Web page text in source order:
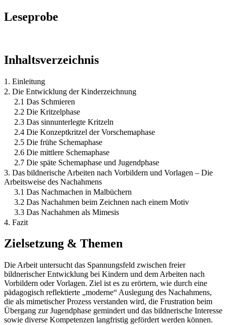
Leseprobe
Inhaltsverzeichnis
1. Einleitung
2. Die Entwicklung der Kinderzeichnung
2.1 Das Schmieren
2.2 Die Kritzelphase
2.3 Das sinnunterlegte Kritzeln
2.4 Die Konzeptkritzel der Vorschemaphase
2.5 Die frühe Schemaphase
2.6 Die mittlere Schemaphase
2.7 Die späte Schemaphase und Jugendphase
3. Das bildnerische Arbeiten nach Vorbildern und Vorlagen – Die
Arbeitsweise des Nachahmens
3.1 Das Nachmachen in Malbüchern
3.2 Das Nachahmen beim Zeichnen nach einem Motiv
3.3 Das Nachahmen als Mimesis
4. Fazit
Zielsetzung & Themen
Die Arbeit untersucht das Spannungsfeld zwischen freier
bildnerischer Entwicklung bei Kindern und dem Arbeiten nach
Vorbildern oder Vorlagen. Ziel ist es zu erörtern, wie durch eine
pädagogisch reflektierte „moderne“ Auslegung des Nachahmens,
die als mimetischer Prozess verstanden wird, die Frustration beim
Übergang zur Jugendphase gemindert und das bildnerische Interesse
sowie diverse Kompetenzen langfristig gefördert werden können.